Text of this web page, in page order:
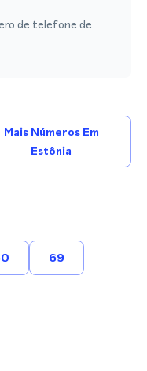
de telefone de
Mais Números Em
Estônia
69